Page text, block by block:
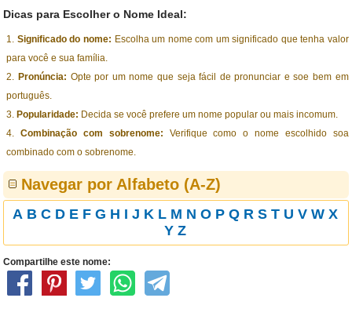
Dicas para Escolher o Nome Ideal:
Significado do nome: Escolha um nome com um significado que tenha valor
para você e sua família.
Pronúncia: Opte por um nome que seja fácil de pronunciar e soe bem em
português.
Popularidade: Decida se você prefere um nome popular ou mais incomum.
Combinação com sobrenome: Verifique como o nome escolhido soa
combinado com o sobrenome.
Navegar por Alfabeto (A-Z)
A B C D E F G H I J K L M N O P Q R S T U V W X
Y Z
Compartilhe este nome: